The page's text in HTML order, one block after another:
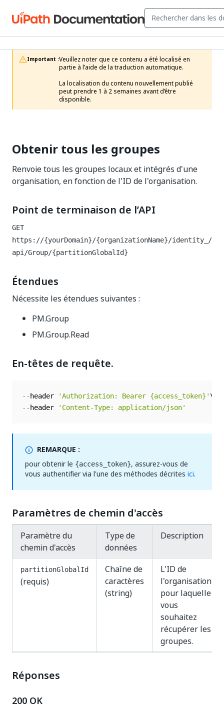
Important :Veuillez noter que ce contenu a été localisé en
partie à l’aide de la traduction automatique.
La localisation du contenu nouvellement publié
peut prendre 1 à 2 semaines avant d’être
disponible.
Obtenir tous les groupes
Renvoie tous les groupes locaux et intégrés d'une
organisation, en fonction de l'ID de l'organisation.
Point de terminaison de l’API
GET
https://{yourDomain}/{organizationName}/identity_
/
api/Group/{partitionGlobalId}
Étendues
Nécessite les étendues suivantes :
PM.Group
PM.Group.Read
En-têtes de requête.
-- header 'Authorization: Bearer {access_token}'
-- header 'Content-Type: application/json'
REMARQUE :
pour obtenir le {access_token}, assurez-vous de
vous authentifier via l'une des méthodes décrites ici.
Paramètres de chemin d'accès
Paramètre du
chemin d'accès
Type de
données
Description
partitionGlobalId
(requis)
Chaîne de
caractères
(string)
L'ID de
l'organisation
pour laquelle
vous
souhaitez
récupérer les
groupes.
Réponses
200 OK